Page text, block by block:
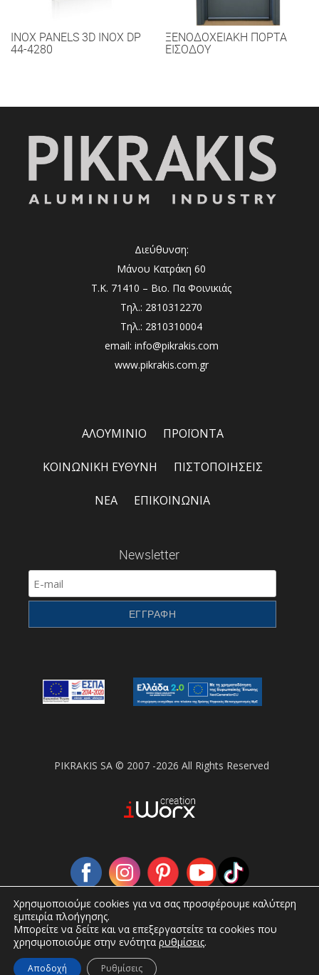
INOX PANELS 3D INOX DP
44-4280
ΞΕΝΟΔΟΧΕΙΑΚΉ ΠΌΡΤΑ
ΕΙΣΌΔΟΥ
Διεύθυνση:
Μάνου Κατράκη 60
Τ.Κ. 71410 – Βιο. Πα Φοινικιάς
Τηλ.: 2810312270
Τηλ.: 2810310004
email: info@pikrakis.com
www.pikrakis.com.gr
ΑΛΟΥΜΙΝΙΟ ΠΡΟΪΟΝΤΑ
ΚΟΙΝΩΝΙΚΗ ΕΥΘΥΝΗ ΠΙΣΤΟΠΟΙΗΣΕΙΣ
ΝΕΑ ΕΠΙΚΟΙΝΩΝΙΑ
Newsletter
PIKRAKIS SA © 2007 -2026 All Rights Reserved
Χρησιμοποιούμε cookies για να σας προσφέρουμε καλύτερη
εμπειρία πλοήγησης.
Μπορείτε να δείτε και να επεξεργαστείτε τα cookies που
χρησιμοποιούμε στην ενότητα ρυθμίσεις.
Αποδοχή Ρυθμίσεις